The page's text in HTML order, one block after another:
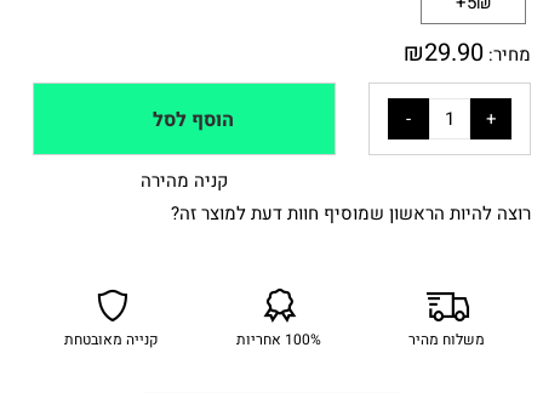
מחיר:
₪29.90
הוסף לסל
קניה מהירה
רוצה להיות הראשון שמוסיף חוות דעת למוצר זה?
משלוח מהיר 100% אחריות קנייה מאובטחת